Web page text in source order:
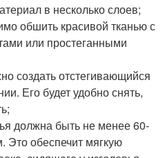
в несколько слоев;
обшить красивой тканью с
или простеганными
создать отстегивающийся
Его будет удобно снять,
должна быть не менее 60-
Это обеспечит мягкую